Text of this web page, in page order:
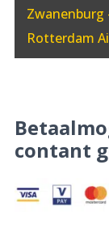
Zwanenburg
Rotterdam
contant